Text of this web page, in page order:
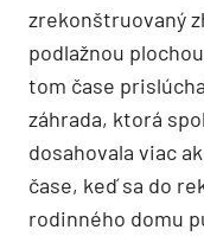
zrekonštruovaný
podlažnou
tom čase
záhrada, ktorá
dosahovala viac
čase, keď sa do
rodinného domu